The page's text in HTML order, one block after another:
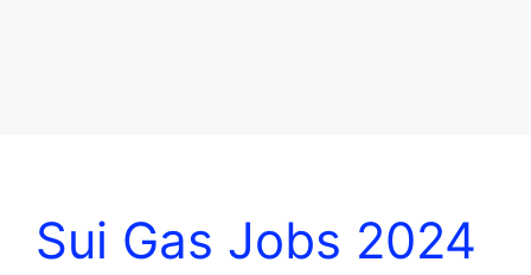
Sui Gas Jobs 2024